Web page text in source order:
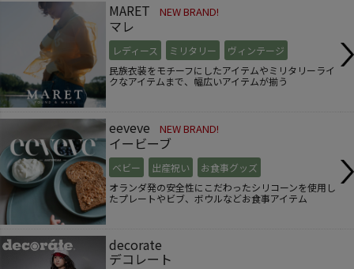
MARET NEW BRAND!
マレ
レディース ミリタリー
ヴィンテージ
民族衣装をモチーフにしたアイテムやミリタリーライ
クなアイテムまで、幅広いアイテムが揃う
eeveve NEW BRAND!
イービーブ
ベビー 出産祝い
お食事グッズ
オランダ発の安全性にこだわったシリコーンを使用し
たプレートやビブ、ボウルなどお食事アイテム
decorate
デコレート